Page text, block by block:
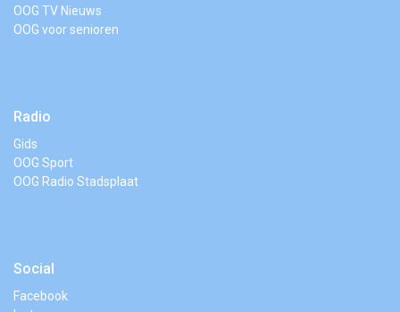
OOG TV Nieuws
OOG voor senioren
Radio
Gids
OOG Sport
OOG Radio Stadsplaat
Social
Facebook